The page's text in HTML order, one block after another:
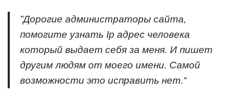
”Дорогие администраторы сайта,
помогите узнать Ip адрес человека
который выдает себя за меня. И пишет
другим людям от моего имени. Самой
возможности это исправить нет.“